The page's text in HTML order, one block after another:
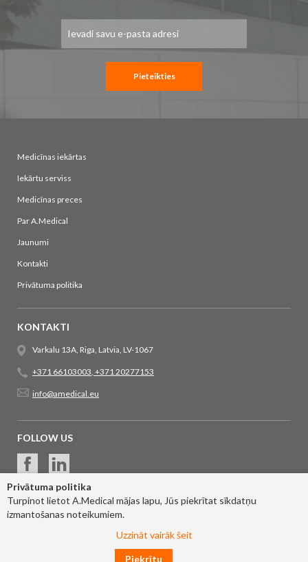
Privātuma politika
Turpinot lietot A.Medical mājas lapu, Jūs piekrītat sīkdatņu
izmantošanas noteikumiem.
Uzzināt vairāk šeit
Piekrītu
saņemšanai:
Pieteikties
Medicīnas iekārtas
Iekārtu serviss
Medicīnas preces
Par A.Medical
Jaunumi
Kontakti
Privātuma politika
KONTAKTI
Varkalu 13A, Riga, Latvia, LV-1067
+371 66103003 +371 20277153
info@amedical.eu
FOLLOW US
© 2017